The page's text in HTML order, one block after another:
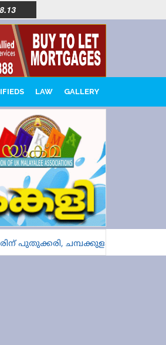
LAW GALLERY
പുതുക്കരി, ചമ്പക്കുളം, പുളിങ്കുന്ന്